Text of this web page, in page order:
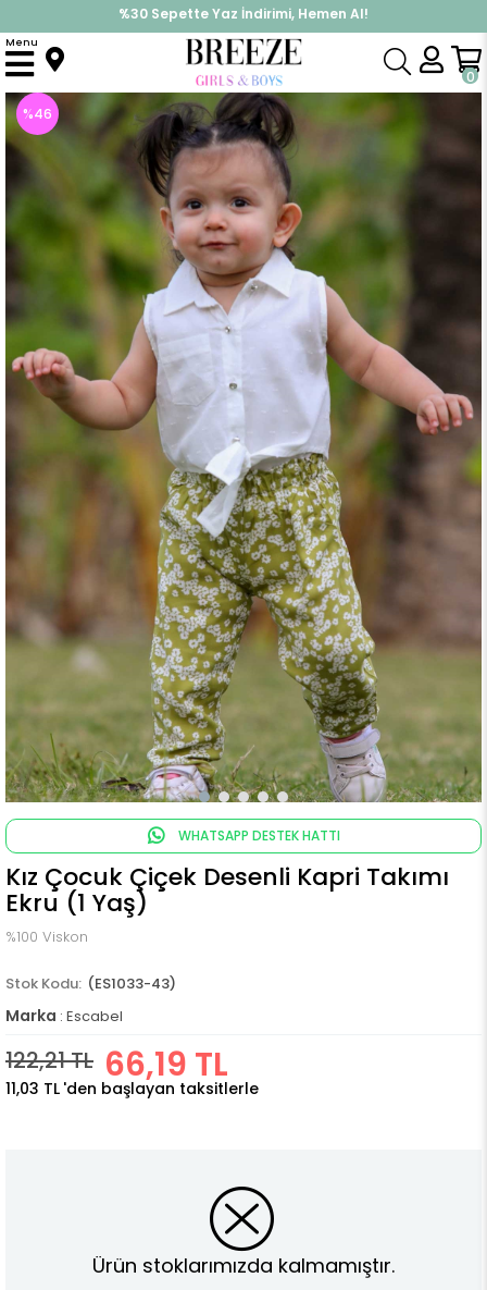
%30 Sepette Yaz İndirimi, Hemen Al!
İndirimlere ek %10 İndirimi Kap, Hemen Üye Ol!
0
Menu
Anasayfa Takımlar Kapri & Şort Takım
%46
İndirim
WHATSAPP DESTEK HATTI
Kız Çocuk Çiçek Desenli Kapri Takımı
Ekru (1 Yaş)
%100 Viskon
(ES1033-43)
Marka : Escabel
122,21 TL 66,19 TL
11,03 TL 'den başlayan taksitlerle
Ürün stoklarımızda kalmamıştır.